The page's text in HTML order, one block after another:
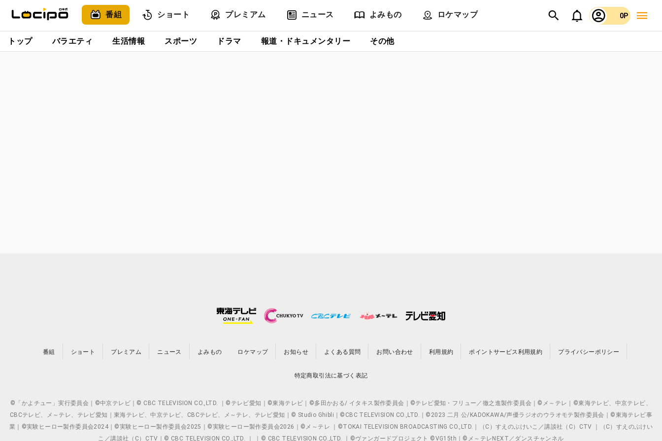
番組 ショート プレミアム ニュース よみもの ロケマップ 0P
トップ バラエティ 生活情報 スポーツ ドラマ 報道・ドキュメンタリー その他
番組 ショート プレミアム ニュース よみもの ロケマップ お知らせ よくある質問 お問い合わせ 利用規約 ポイントサービス利用規約 プライバシーポリシー
特定商取引法に基づく表記
©「かよチュー」実行委員会｜©中京テレビ｜© CBC TELEVISION CO.,LTD. ｜©テレビ愛知｜©東海テレビ｜©多田かおる/ イタキス製作委員会｜©テレビ愛知・フリュー／徹之進製作委員会｜©メ～テレ｜©東海テレビ、中京テレビ、
CBCテレビ、メ～テレ、テレビ愛知｜東海テレビ、中京テレビ、CBCテレビ、メ～テレ、テレビ愛知｜© Studio Ghibli｜©CBC TELEVISION CO.,LTD.｜©2023 二月 公/KADOKAWA/声優ラジオのウラオモテ製作委員会｜©東海テレビ事
業｜©実験ヒーロー製作委員会2024｜©実験ヒーロー製作委員会2025｜©実験ヒーロー製作委員会2026｜©メ～テレ ｜©TOKAI TELEVISION BROADCASTING CO.,LTD.｜（C）すえのぶけいこ／講談社（C）CTV ｜（C）すえのぶけい
こ／講談社（C）CTV｜© CBC TELEVISION CO.,LTD. ｜ ｜© CBC TELEVISION CO.,LTD. ｜©ヴァンガードプロジェクト ©VG15th｜©メ～テレNEXT／ダンスチャンネル